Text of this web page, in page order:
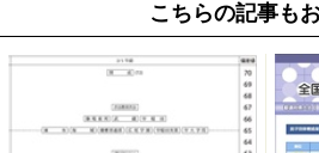
こちらの記事も